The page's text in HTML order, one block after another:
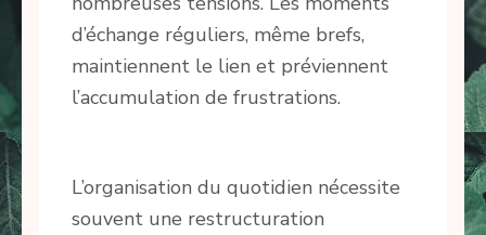
d’échange réguliers, même brefs,
maintiennent le lien et préviennent
l’accumulation de frustrations.
L’organisation du quotidien nécessite
souvent une restructuration